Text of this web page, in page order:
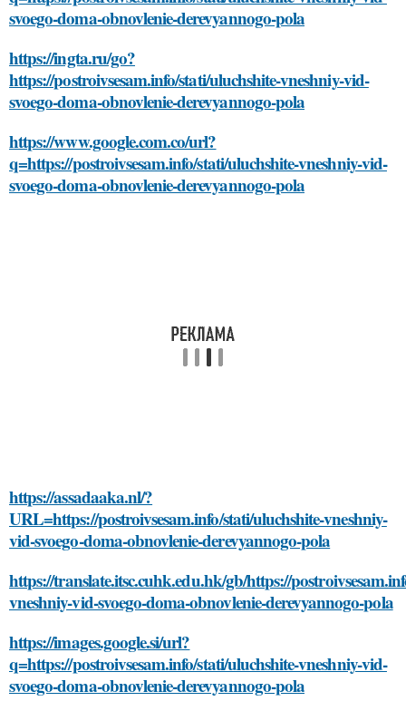
svoego-doma-obnovlenie-derevyannogo-pola
https://ingta.ru/go?
https://postroivsesam.info/stati/uluchshite-vneshniy-vid-
svoego-doma-obnovlenie-derevyannogo-pola
https://www.google.com.co/url?
q=https://postroivsesam.info/stati/uluchshite-vneshniy-vid-
svoego-doma-obnovlenie-derevyannogo-pola
https://assadaaka.nl/?
URL=https://postroivsesam.info/stati/uluchshite-vneshniy-
vid-svoego-doma-obnovlenie-derevyannogo-pola
https://translate.itsc.cuhk.edu.hk/gb/https://
vneshniy-vid-svoego-doma-obnovlenie-derevyannogo-pola
https://images.google.si/url?
q=https://postroivsesam.info/stati/uluchshite-vneshniy-vid-
svoego-doma-obnovlenie-derevyannogo-pola